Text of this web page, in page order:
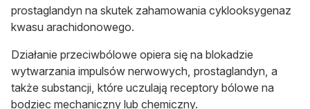
prostaglandyn na skutek zahamowania cyklooksygenaz
kwasu arachidonowego.
Działanie przeciwbólowe opiera się na blokadzie
wytwarzania impulsów nerwowych, prostaglandyn, a
także substancji, które uczulają receptory bólowe na
bodziec mechaniczny lub chemiczny.